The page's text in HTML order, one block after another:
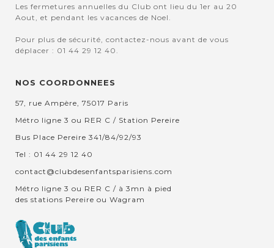
Les fermetures annuelles du Club ont lieu du 1er au 20
Aout, et pendant les vacances de Noel.
Pour plus de sécurité, contactez-nous avant de vous
déplacer : 01 44 29 12 40.
NOS COORDONNEES
57, rue Ampère, 75017 Paris
Métro ligne 3 ou RER C / Station Pereire
Bus Place Pereire 341/84/92/93
Tel : 01 44 29 12 40
contact@clubdesenfantsparisiens.com
Métro ligne 3 ou RER C / à 3mn à pied
des stations Pereire ou Wagram